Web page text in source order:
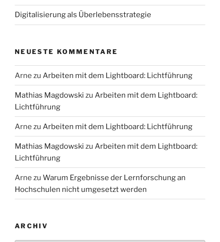
Digitalisierung als Überlebensstrategie
NEUESTE KOMMENTARE
Arne zu Arbeiten mit dem Lightboard: Lichtführung
Mathias Magdowski zu Arbeiten mit dem Lightboard:
Lichtführung
Arne zu Arbeiten mit dem Lightboard: Lichtführung
Mathias Magdowski zu Arbeiten mit dem Lightboard:
Lichtführung
Arne zu Warum Ergebnisse der Lernforschung an
Hochschulen nicht umgesetzt werden
ARCHIV